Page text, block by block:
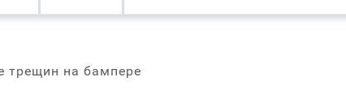
трещин на бампере